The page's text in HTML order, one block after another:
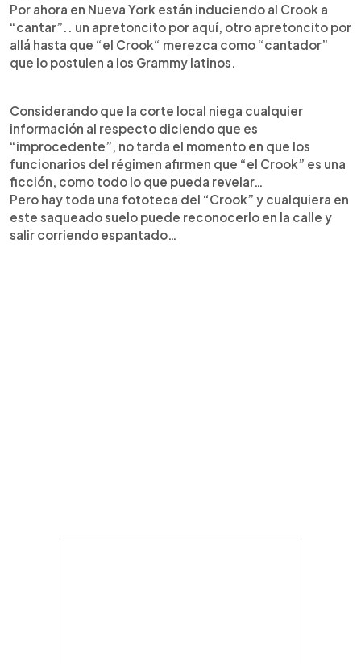
Por ahora en Nueva York están induciendo al Crook a
“cantar”.. un apretoncito por aquí, otro apretoncito por
allá hasta que “el Crook“ merezca como “cantador”
que lo postulen a los Grammy latinos.
Considerando que la corte local niega cualquier
información al respecto diciendo que es
“improcedente”, no tarda el momento en que los
funcionarios del régimen afirmen que “el Crook” es una
ficción, como todo lo que pueda revelar…
Pero hay toda una fototeca del “Crook” y cualquiera en
este saqueado suelo puede reconocerlo en la calle y
salir corriendo espantado…